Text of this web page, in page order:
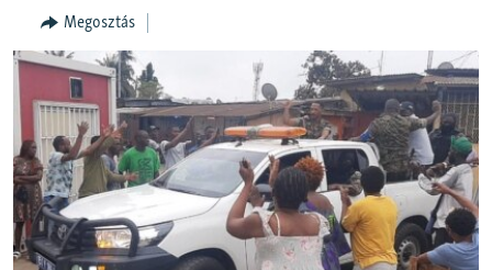
SZABADON
TÁRSADALOM
DEMOKRÁCIA
A PÉNZ NYOMÁBAN
EURÓPAI UNIÓ
VILÁG
KLÍMAVÁLTOZÁS
Megosztás